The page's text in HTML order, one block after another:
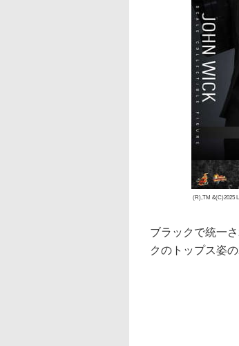
(R),TM &(C)2025
ブラックで統一
クのトップス姿